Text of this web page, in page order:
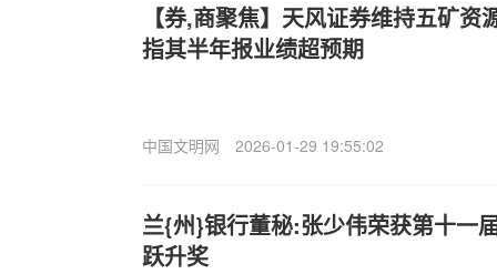
【券,商聚焦】天风证券维持五矿资
指其半年报业绩超预期
中国文明网 2026-01-29 19:55:02
兰{州}银行董秘:张少伟荣获第十一
跃升奖